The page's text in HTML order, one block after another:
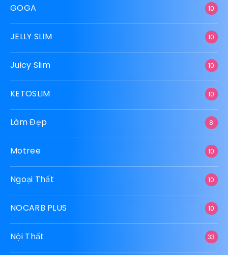
GOGA 10
JELLY SLIM 10
Juicy Slim 10
KETOSLIM 10
Làm Đẹp 8
Motree 10
Ngoại Thất 10
NOCARB PLUS 10
Nội Thất 33